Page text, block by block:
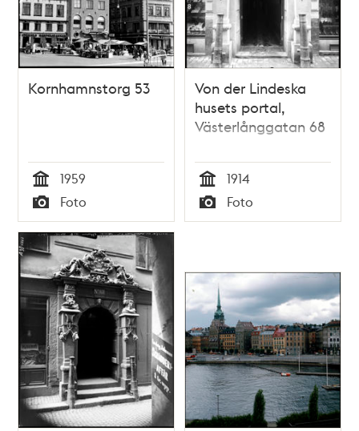
Kornhamnstorg 53
Tid
1959
Typ
Foto
Von der Lindeska
husets portal,
Västerlånggatan 68
Tid
1914
Typ
Foto